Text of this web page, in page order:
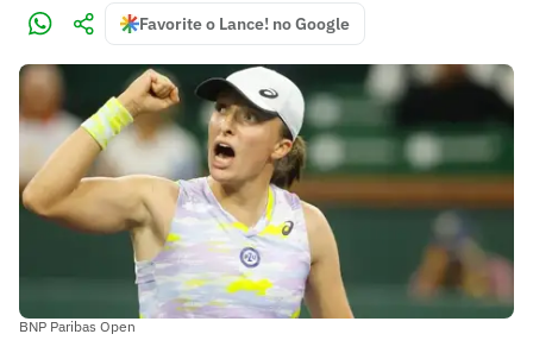
Favorite o Lance! no Google
BNP Paribas Open